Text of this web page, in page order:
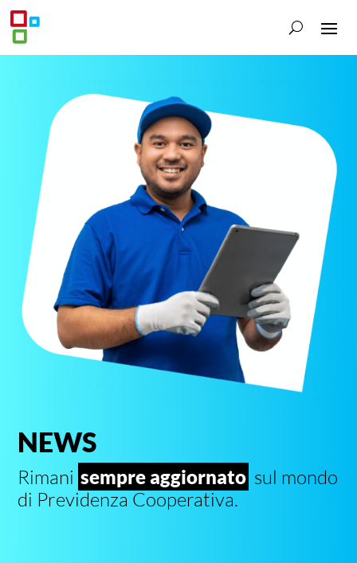
NEWS
Rimani sempre aggiornato sul mondo
di Previdenza Cooperativa.